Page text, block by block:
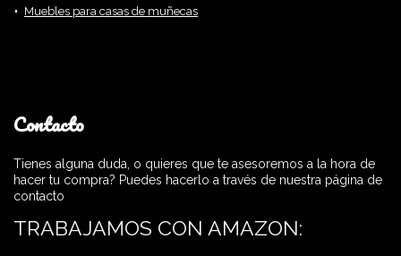
Muebles para casas de muñecas
Contacto
Tienes alguna duda, o quieres que te asesoremos a la hora de
hacer tu compra? Puedes hacerlo a través de nuestra página de
contacto
TRABAJAMOS CON AMAZON: